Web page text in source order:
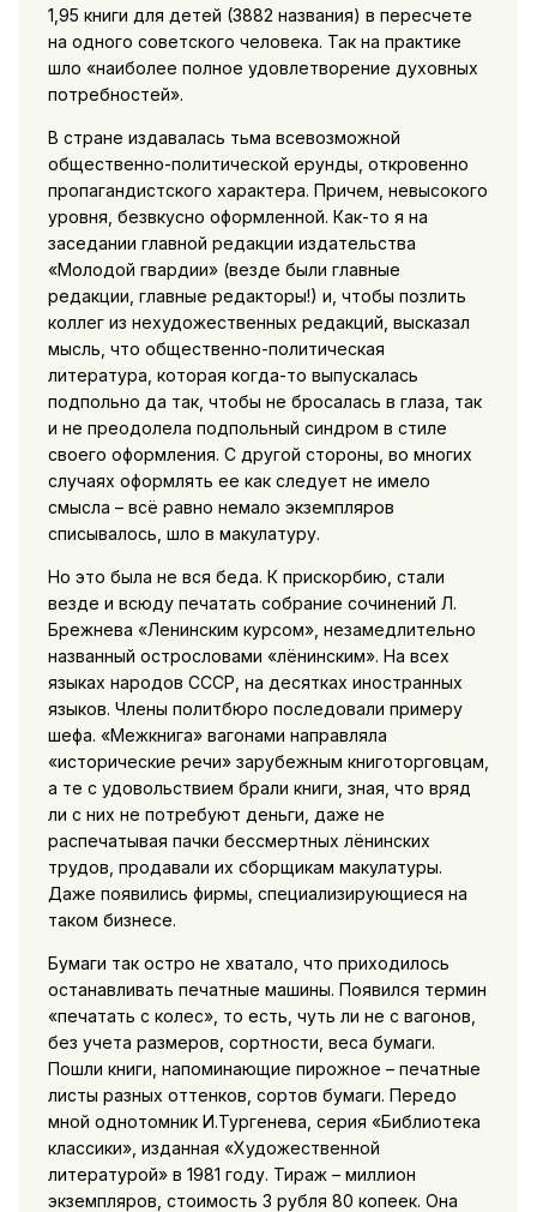
1,95 книги для детей (3882 названия) в пересчете
на одного советского человека. Так на практике
шло «наиболее полное удовлетворение духовных
потребностей».
В стране издавалась тьма всевозможной
общественно-политической ерунды, откровенно
пропагандистского характера. Причем, невысокого
уровня, безвкусно оформленной. Как-то я на
заседании главной редакции издательства
«Молодой гвардии» (везде были главные
редакции, главные редакторы!) и, чтобы позлить
коллег из нехудожественных редакций, высказал
мысль, что общественно-политическая
литература, которая когда-то выпускалась
подпольно да так, чтобы не бросалась в глаза, так
и не преодолела подпольный синдром в стиле
своего оформления. С другой стороны, во многих
случаях оформлять ее как следует не имело
смысла – всё равно немало экземпляров
списывалось, шло в макулатуру.
Но это была не вся беда. К прискорбию, стали
везде и всюду печатать собрание сочинений Л.
Брежнева «Ленинским курсом», незамедлительно
названный острословами «лёнинским». На всех
языках народов СССР, на десятках иностранных
языков. Члены политбюро последовали примеру
шефа. «Межкнига» вагонами направляла
«исторические речи» зарубежным книготорговцам,
а те с удовольствием брали книги, зная, что вряд
ли с них не потребуют деньги, даже не
распечатывая пачки бессмертных лёнинских
трудов, продавали их сборщикам макулатуры.
Даже появились фирмы, специализирующиеся на
таком бизнесе.
Бумаги так остро не хватало, что приходилось
останавливать печатные машины. Появился термин
«печатать с колес», то есть, чуть ли не с вагонов,
без учета размеров, сортности, веса бумаги.
Пошли книги, напоминающие пирожное – печатные
листы разных оттенков, сортов бумаги. Передо
мной однотомник И.Тургенева, серия «Библиотека
классики», изданная «Художественной
литературой» в 1981 году. Тираж – миллион
экземпляров, стоимость 3 рубля 80 копеек. Она